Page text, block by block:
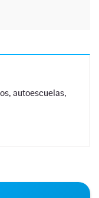
autoescuelas,